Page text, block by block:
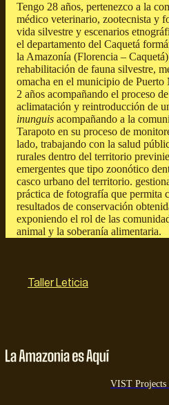
Tengo 28 años, pertenezco a la
médico veterinario, zootecnista y
vida silvestre y escenarios
el departamento del Caquetá
la Amazonía (Florencia –
rehabilitación de fauna silvestre,
omacha en el municipio de
2 años acompañando el proceso
aclimatación y reintroducción de
inunguis acompañando a la
Tarapoto en su proceso de
lado, trabajando con la salud
rurales dentro del territorio
emergentes que tipo zoonótico
casco urbano del territorio.
práctica de fotografía que permita
resultados de conservación
exponiendo el rol de las
animal y la soberanía alimentaria.
Taller Leticia
VIST